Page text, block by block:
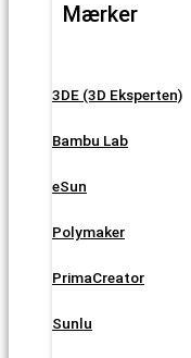
Mærker
3DE (3D Eksperten)
Bambu Lab
eSun
Polymaker
PrimaCreator
Sunlu